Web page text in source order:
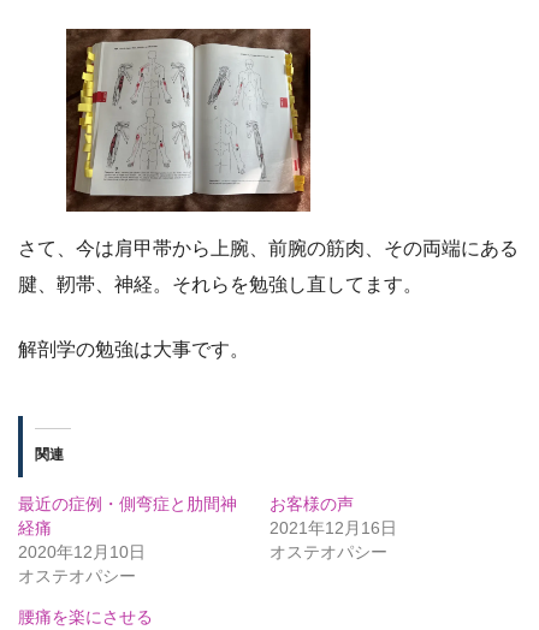
さて、今は肩甲帯から上腕、前腕の筋肉、その両端にある
腱、靭帯、神経。それらを勉強し直してます。
解剖学の勉強は大事です。
関連
最近の症例・側弯症と肋間神
経痛
2020年12月10日
オステオパシー
お客様の声
2021年12月16日
オステオパシー
腰痛を楽にさせる